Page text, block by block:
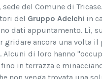
del Comune di
del Gruppo Adelchi in
dati appuntamento. Lì,
gridare ancora una volta il
Alcuni di loro hanno
in terrazza e
non venga trovata una